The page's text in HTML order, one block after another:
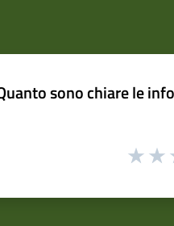
sono chiare le